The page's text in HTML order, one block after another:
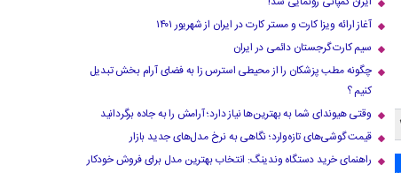
آغاز ارائه ویزا کارت و مستر کارت در ایران از شهریور ۱۴۰۱
سیم کارت گرجستان دائمی در ایران
چگونه مطب پزشکان را از محیطی استرس زا به فضای آرام بخش تبدیل
کنیم ؟
وقتی هیوندای شما به بهترین‌ها نیاز دارد؛ آرامش را به جاده برگردانید
قیمت گوشی‌های تازه‌وارد؛ نگاهی به نرخ مدل‌های جدید بازار
راهنمای خرید دستگاه وندینگ: انتخاب بهترین مدل برای فروش خودکار